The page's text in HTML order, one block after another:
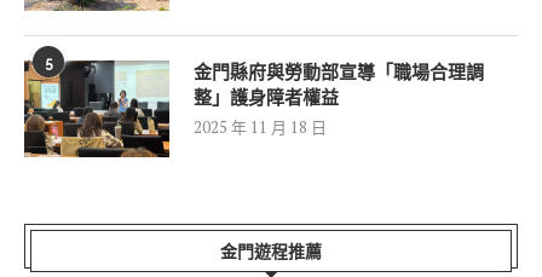
5
金門縣府與勞動部宣導「職場合理調
整」護身障者權益
2025 年 11 月 18 日
金門遊程推薦